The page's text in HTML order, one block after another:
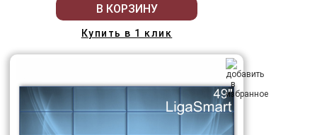
В КОРЗИНУ
Купить в 1 клик